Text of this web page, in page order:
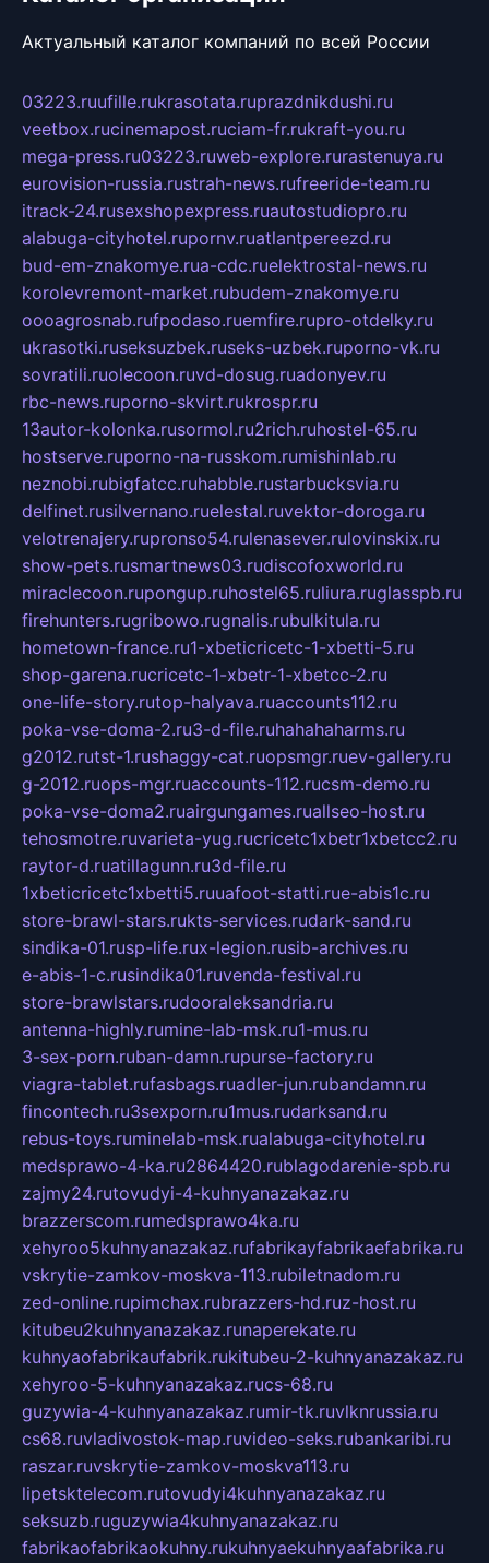
Актуальный каталог компаний по всей России
03223.ruufille.rukrasotata.ruprazdnikdushi.ru
veetbox.rucinemapost.ruciam-fr.rukraft-you.ru
mega-press.ru03223.ruweb-explore.rurastenuya.ru
eurovision-russia.rustrah-news.rufreeride-team.ru
itrack-24.rusexshopexpress.ruautostudiopro.ru
alabuga-cityhotel.rupornv.ruatlantpereezd.ru
bud-em-znakomye.rua-cdc.ruelektrostal-news.ru
korolevremont-market.rubudem-znakomye.ru
oooagrosnab.rufpodaso.ruemfire.rupro-otdelky.ru
ukrasotki.ruseksuzbek.ruseks-uzbek.ruporno-vk.ru
sovratili.ruolecoon.ruvd-dosug.ruadonyev.ru
rbc-news.ruporno-skvirt.rukrospr.ru
13autor-kolonka.rusormol.ru2rich.ruhostel-65.ru
hostserve.ruporno-na-russkom.rumishinlab.ru
neznobi.rubigfatcc.ruhabble.rustarbucksvia.ru
delfinet.rusilvernano.ruelestal.ruvektor-doroga.ru
velotrenajery.rupronso54.rulenasever.rulovinskix.ru
show-pets.rusmartnews03.rudiscofoxworld.ru
miraclecoon.rupongup.ruhostel65.ruliura.ruglasspb.ru
firehunters.rugribowo.rugnalis.rubulkitula.ru
hometown-france.ru1-xbeticricetc-1-xbetti-5.ru
shop-garena.rucricetc-1-xbetr-1-xbetcc-2.ru
one-life-story.rutop-halyava.ruaccounts112.ru
poka-vse-doma-2.ru3-d-file.ruhahahaharms.ru
g2012.rutst-1.rushaggy-cat.ruopsmgr.ruev-gallery.ru
g-2012.ruops-mgr.ruaccounts-112.rucsm-demo.ru
poka-vse-doma2.ruairgungames.ruallseo-host.ru
tehosmotre.ruvarieta-yug.rucricetc1xbetr1xbetcc2.ru
raytor-d.ruatillagunn.ru3d-file.ru
1xbeticricetc1xbetti5.ruuafoot-statti.rue-abis1c.ru
store-brawl-stars.rukts-services.rudark-sand.ru
sindika-01.rusp-life.rux-legion.rusib-archives.ru
e-abis-1-c.rusindika01.ruvenda-festival.ru
store-brawlstars.rudooraleksandria.ru
antenna-highly.rumine-lab-msk.ru1-mus.ru
3-sex-porn.ruban-damn.rupurse-factory.ru
viagra-tablet.rufasbags.ruadler-jun.rubandamn.ru
fincontech.ru3sexporn.ru1mus.rudarksand.ru
rebus-toys.ruminelab-msk.rualabuga-cityhotel.ru
medsprawo-4-ka.ru2864420.rublagodarenie-spb.ru
zajmy24.rutovudyi-4-kuhnyanazakaz.ru
brazzerscom.rumedsprawo4ka.ru
xehyroo5kuhnyanazakaz.rufabrikayfabrikaefabrika.ru
vskrytie-zamkov-moskva-113.rubiletnadom.ru
zed-online.rupimchax.rubrazzers-hd.ruz-host.ru
kitubeu2kuhnyanazakaz.runaperekate.ru
kuhnyaofabrikaufabrik.rukitubeu-2-kuhnyanazakaz.ru
xehyroo-5-kuhnyanazakaz.rucs-68.ru
guzywia-4-kuhnyanazakaz.rumir-tk.ruvlknrussia.ru
cs68.ruvladivostok-map.ruvideo-seks.rubankaribi.ru
raszar.ruvskrytie-zamkov-moskva113.ru
lipetsktelecom.rutovudyi4kuhnyanazakaz.ru
seksuzb.ruguzywia4kuhnyanazakaz.ru
fabrikaofabrikaokuhny.rukuhnyaekuhnyaafabrika.ru